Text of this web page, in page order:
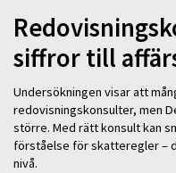
siffror till
Undersökningen visar att
redovisningskonsulter, men
större. Med rätt konsult kan
förståelse för skatteregler –
nivå.